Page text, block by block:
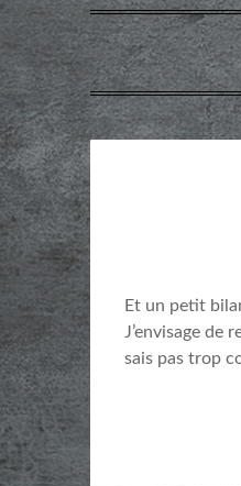
Et un petit
J’envisage de
sais pas trop